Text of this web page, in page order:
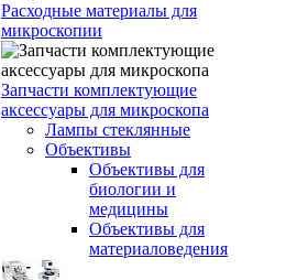
Расходные материалы для
микроскопии
Запчасти комплектующие
аксессуары для микроскопа
Лампы стеклянные
Объективы
Объективы для
биологии и
медицины
Объективы для
материаловедения